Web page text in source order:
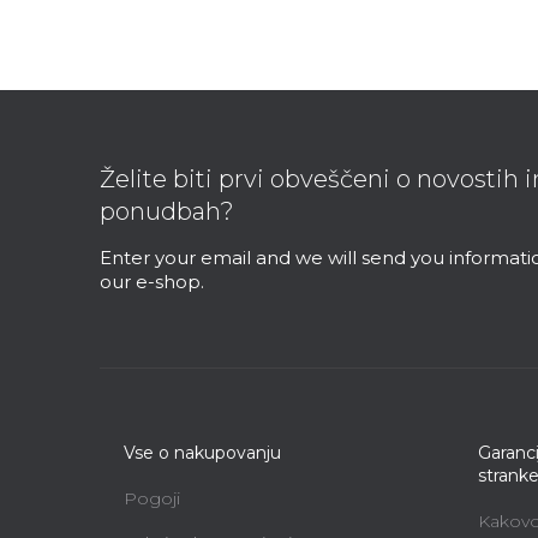
Želite biti prvi obveščeni o novostih
ponudbah?
Enter your email and we will send you
our e-shop.
Vse o nakupovanju
Pogoji